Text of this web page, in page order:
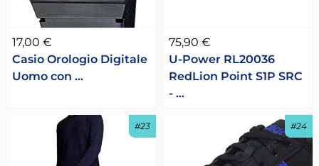
17,00 €
Casio Orologio Digitale
Uomo con …
75,90 €
U-Power RL20036
RedLion Point S1P SRC
- …
#23 #24